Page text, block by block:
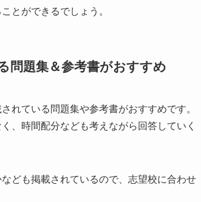
とができるでしょう。
問題集＆参考書がおすすめ
れている問題集や参考書がおすすめです。
、時間配分なども考えながら回答していく
ども掲載されているので、志望校に合わせ